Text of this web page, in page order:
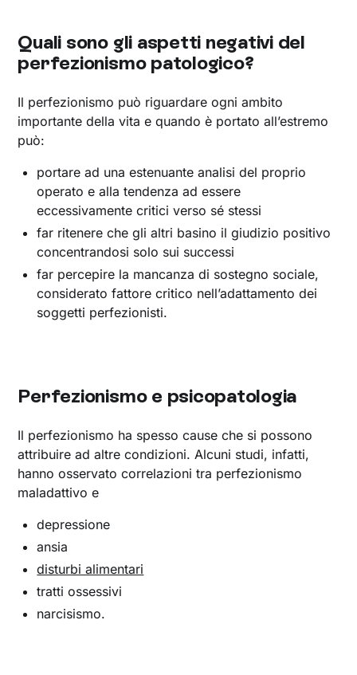
Quali sono gli aspetti negativi del
perfezionismo patologico?
Il perfezionismo può riguardare ogni ambito
importante della vita e quando è portato all’estremo
può:
portare ad una estenuante analisi del proprio
operato e alla tendenza ad essere
eccessivamente critici verso sé stessi
far ritenere che gli altri basino il giudizio positivo
concentrandosi solo sui successi
far percepire la mancanza di sostegno sociale,
considerato fattore critico nell’adattamento dei
soggetti perfezionisti.
Perfezionismo e psicopatologia
Il perfezionismo ha spesso cause che si possono
attribuire ad altre condizioni. Alcuni studi, infatti,
hanno osservato correlazioni tra perfezionismo
maladattivo e
depressione
ansia
disturbi alimentari
tratti ossessivi
narcisismo.